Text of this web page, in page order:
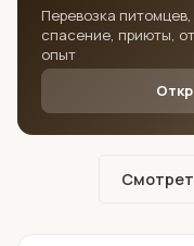
Перевозка
спасение, приюты,
опыт